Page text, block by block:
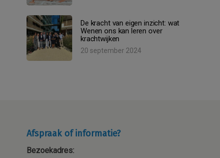
De kracht van eigen inzicht: wat
Wenen ons kan leren over
krachtwijken
20 september 2024
Afspraak of informatie?
Bezoekadres: